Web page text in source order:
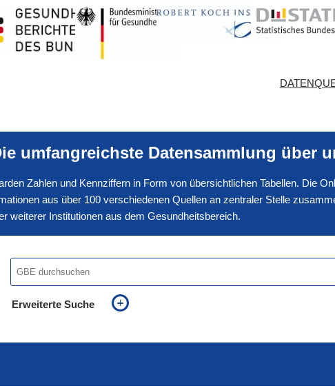
umfangreichste Datensammlung über
Zahlen und Kennziffern in Form von übersichtlichen Tabellen. Die
aus über 100 verschiedenen Quellen an zentraler Stelle
weiterer Institutionen aus dem Gesundheitsbereich.
Erweiterte Suche